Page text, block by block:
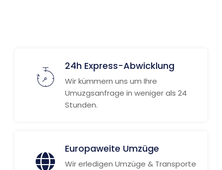
24h Express-Abwicklung
Wir kümmern uns um Ihre
Umuzgsanfrage in weniger als 24
Stunden.
Europaweite Umzüge
Wir erledigen Umzüge & Transporte